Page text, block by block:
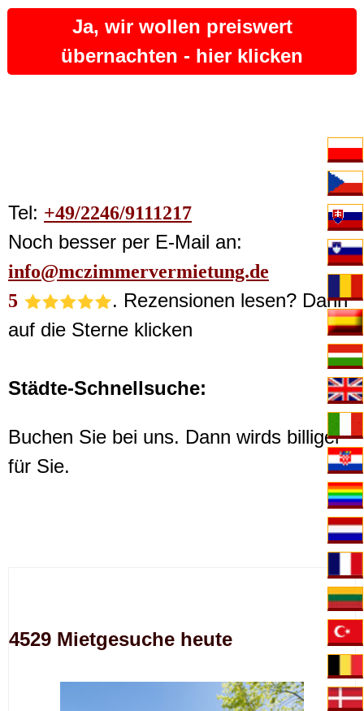
Ja, wir wollen preiswert
übernachten - hier klicken
Tel: +49/2246/9111217
Noch besser per E-Mail an:
info@mczimmervermietung.de
5
. Rezensionen lesen? Dann
auf die Sterne klicken
Städte-Schnellsuche:
Buchen Sie bei uns. Dann wirds billiger
für Sie.
4529 Mietgesuche heute